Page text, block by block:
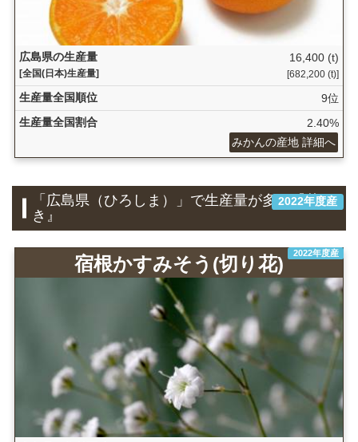
広島県の生産量
[全国(日本)生産量]
16,400 (t)
[682,200 (t)]
生産量全国順位
9位
生産量全国割合
2.40%
みかんの産地 詳細へ
2022年度産
「広島県（ひろしま）」で生産量が多い『花
き』
2022年度産
宿根かすみそう(切り花)